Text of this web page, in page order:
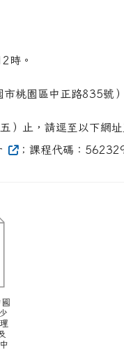
時。
桃園區中正路835號）
）止，請逕至以下網
；課程代碼：